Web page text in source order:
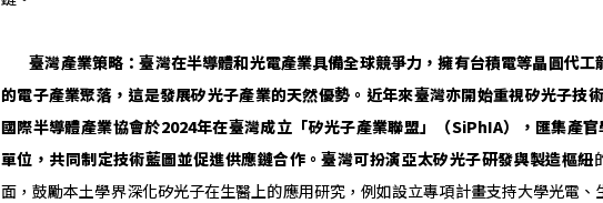
臺灣產業策略：臺灣在半導體和光電產業具備全球競爭力，擁有台積電等晶圓代工
的電子產業聚落，這是發展矽光子產業的天然優勢。近年來臺灣亦開始重視矽光子技
國際半導體產業協會於2024年在臺灣成立「矽光子產業聯盟」（SiPhIA），匯集產
單位，共同制定技術藍圖並促進供應鏈合作。臺灣可扮演亞太矽光子研發與製造樞紐
面，鼓勵本土學界深化矽光子在生醫上的應用研究，例如設立專項計畫支持大學光電、